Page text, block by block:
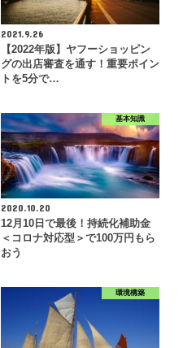
2021.9.26
【2022年版】ヤフーショッピン
グの出店審査を通す！重要ポイン
トを5分で…
基本知識
2020.10.20
12月10日で最後！持続化補助金
＜コロナ対応型＞で100万円もら
おう
環境構築